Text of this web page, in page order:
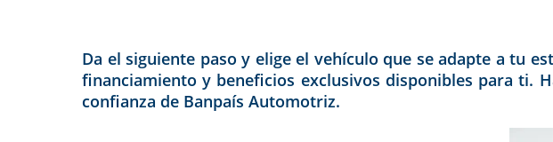
Da el siguiente paso y elige el vehículo que se adapte a tu
financiamiento y beneficios exclusivos disponibles para ti.
confianza de Banpaís Automotriz.